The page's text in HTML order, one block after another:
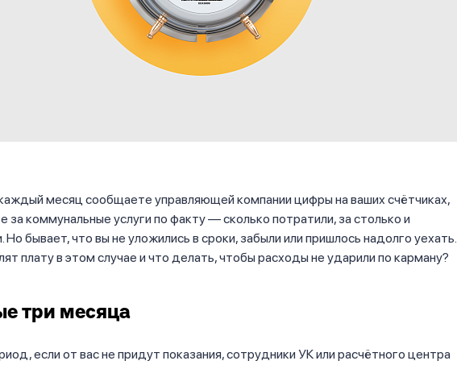
месяц сообщаете управляющей компании цифры на ваших счётчиках,
за коммунальные услуги по факту — сколько потратили, за столько и
Но бывает, что вы не уложились в сроки, забыли или пришлось надолго уехать.
плату в этом случае и что делать, чтобы расходы не ударили по карману?
три месяца
если от вас не придут показания, сотрудники УК или расчётного центра